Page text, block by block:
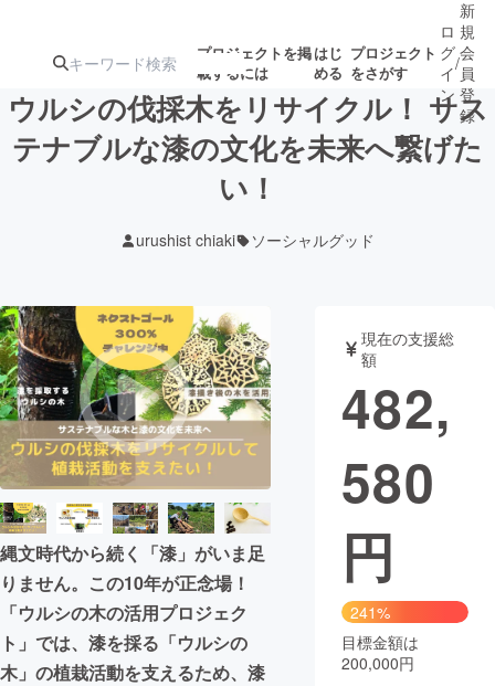
プロジェクトを掲
載するには
はじ
める
プロジェクト
をさがす
注目の新着プロ
テクノロジー・ガジェット
映像・映画 書籍・雑誌
ビジネス・起業 チャレンジ
まちづくり・地域活性化
CAMPFIRE for Social Good
CAMPFIRE Creation
CAMPFIREふるさと納税
コミュニティ
ロ
グ
イ
ン
/
新
規
会
員
登
録
ウルシの伐採木をリサイクル！ サス
テナブルな漆の文化を未来へ繋げた
い！
urushist chiaki ソーシャルグッド
縄文時代から続く「漆」がいま足
りません。この10年が正念場！
「ウルシの木の活用プロジェク
ト」では、漆を採る「ウルシの
木」の植栽活動を支えるため、漆
現在の支援総
額
482,
580
円
241%
目標金額は
200,000円